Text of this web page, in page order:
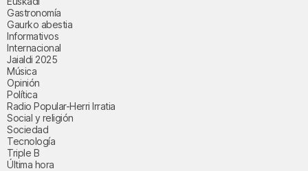
Gastronomía
Gaurko abestia
Informativos
Internacional
Jaialdi 2025
Música
Opinión
Política
Radio Popular-Herri Irratia
Social y religión
Sociedad
Tecnología
Triple B
Última hora